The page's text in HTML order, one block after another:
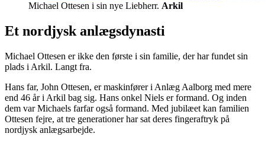
Michael Ottesen i sin nye Liebherr. Arkil
Et nordjysk anlægsdynasti
Michael Ottesen er ikke den første i sin familie, der har fundet sin
plads i Arkil. Langt fra.
Hans far, John Ottesen, er maskinfører i Anlæg Aalborg med mere
end 46 år i Arkil bag sig. Hans onkel Niels er formand. Og inden
dem var Michaels farfar også formand. Med jubilæet kan familien
Ottesen fejre, at tre generationer har sat deres fingeraftryk på
nordjysk anlægsarbejde.